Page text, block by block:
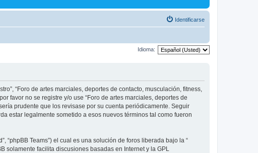
Identificarse
Idioma:
“Foro de artes marciales, deportes de contacto, musculación, fitness,
favor no se registre y/o use “Foro de artes marciales, deportes de
prudente que los revisase por su cuenta periódicamente. Seguir
estar legalmente sometido a esos nuevos términos tal como fueron
“phpBB Teams”) el cual es una solución de foros liberada bajo la “
solamente facilita discusiones basadas en Internet y la GPL